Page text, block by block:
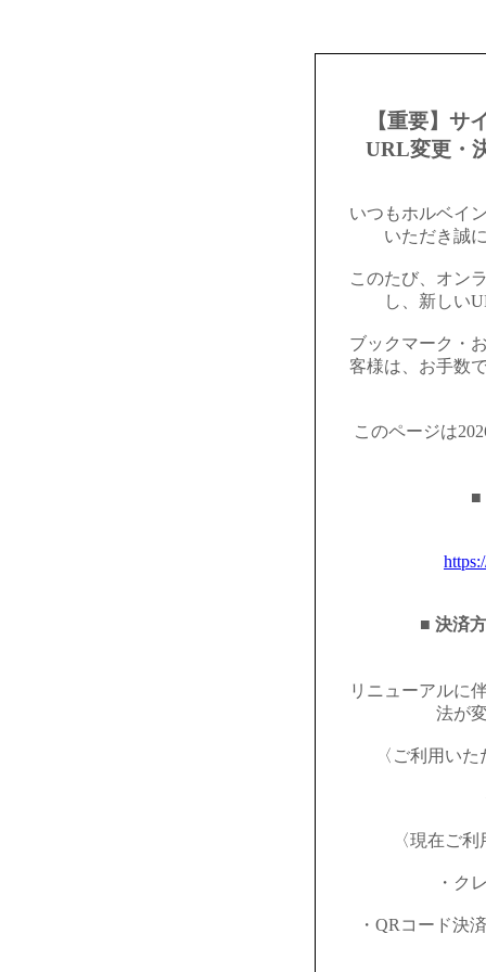
【重要】サ
URL変更・
いつもホルベイ
いただき誠
このたび、オン
し、新しい
ブックマーク・
客様は、お手数
このページは
■
■ 決済
リニューアルに
法が
〈ご利用い
〈現在ご
・ク
・QRコード決